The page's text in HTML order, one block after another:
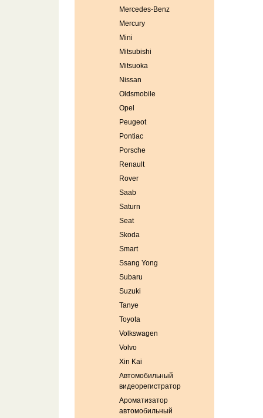
Mercedes-Benz
Mercury
Mini
Mitsubishi
Mitsuoka
Nissan
Oldsmobile
Opel
Peugeot
Pontiac
Porsche
Renault
Rover
Saab
Saturn
Seat
Skoda
Smart
Ssang Yong
Subaru
Suzuki
Tanye
Toyota
Volkswagen
Volvo
Xin Kai
Автомобильный
видеорегистратор
Ароматизатор
автомобильный